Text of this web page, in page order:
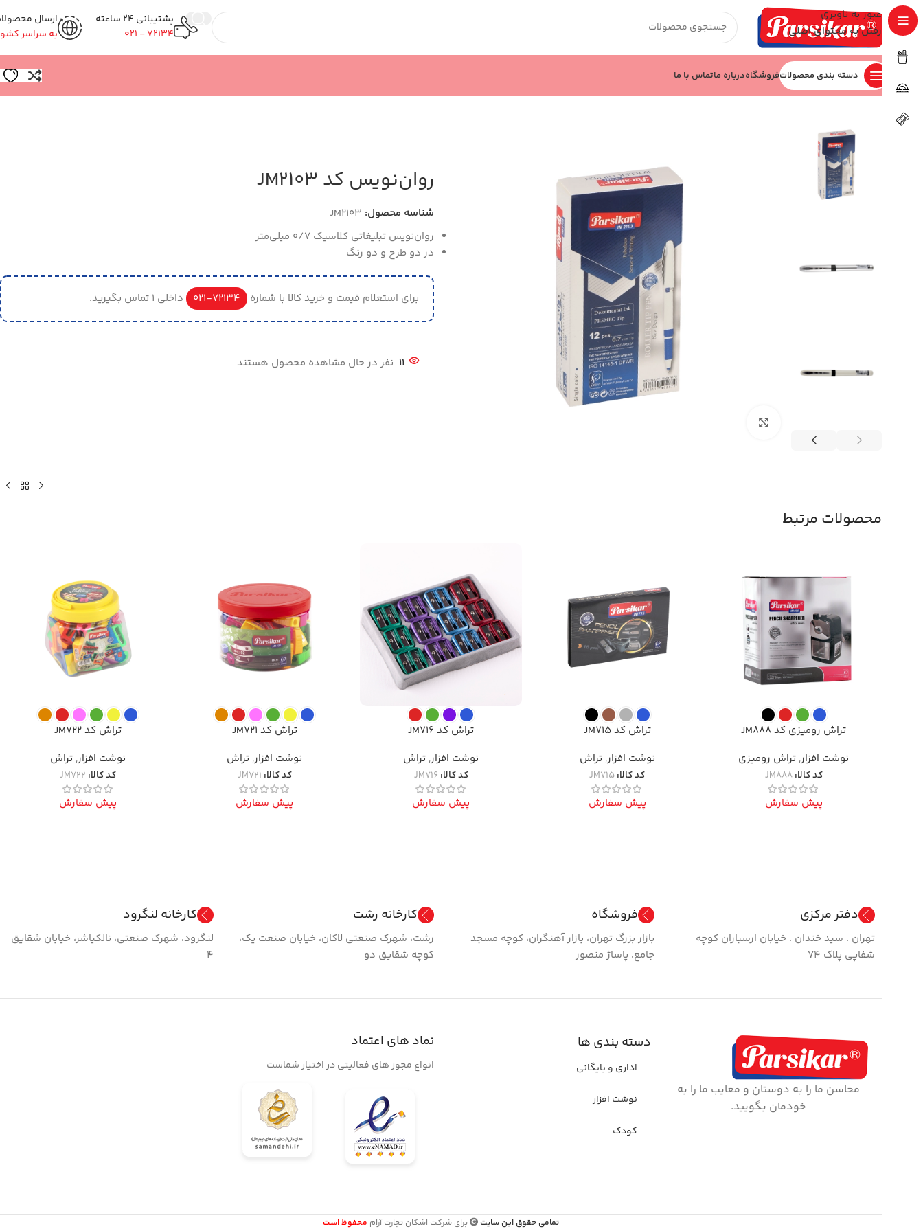
عبور به ناوبری
رفتن به محتوای اصلی
پشتیبانی 24 ساعته
72134 - 021
ارسال
به سراسر
دسته بندی محصولاتفروشگاهدرباره ماتماس با ما
خانه نوشت افزار روان نویس
روان‌نویس کد JM2103
شناسه محصول: JM2103
روان‌نویس تبلیغاتی کلاسیک 0/7 میلی‌متر
در دو طرح و دو رنگ
برای استعلام قیمت و خرید کالا با شماره 72134-021 داخلی 1 تماس بگیرید.
11 نفر در حال مشاهده محصول هستند
محصولات مرتبط
تراش رومیزی کد JM888
نوشت افزار, تراش رومیزی
کد کالا:JM888
پیش سفارش
تراش کد JM715
نوشت افزار,تراش
کد کالا:JM715
پیش سفارش
تراش کد JM716
نوشت افزار, تراش
کد کالا: JM716
پیش سفارش
تراش کد JM721
نوشت افزار, تراش
کد کالا: JM721
پیش سفارش
تراش کد JM722
نوشت افزار, تراش
کد کالا: JM722
پیش سفارش
دفتر مرکزی
تهران . سید خندان . خیابان ارسباران کوچه
شفاپی پلاک ۷۴
فروشگاه
بازار بزرگ تهران، بازار آهنگران، کوچه مسجد
جامع، پاساژ منصور
کارخانه رشت
رشت، شهرک صنعتی لاکان، خیابان صنعت یک،
کوچه شقایق دو
کارخانه لنگرود
لنگرود، شهرک صنعتی، نالکیاشر، خیابان شقایق
۴
محاسن ما را به دوستان و معایب ما را به
خودمان بگویید.
دسته بندی ها
اداری و بایگانی
نوشت افزار
کودک
نماد های اعتماد
انواع مجوز های فعالیتی در اختیار شماست
تمامی حقوق این سایت برای شرکت اشکان تجارت آرام محفوظ است